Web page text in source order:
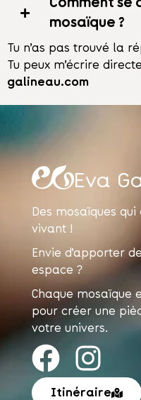
mosaïque ?
Tu n’as pas trouvé la
Tu peux m’écrire
galineau.com
Eva
Des mosaïques
vivant !
Envie d’apporter
espace ?
Chaque mosaïque
pour créer une
votre univers.
Itinéraire